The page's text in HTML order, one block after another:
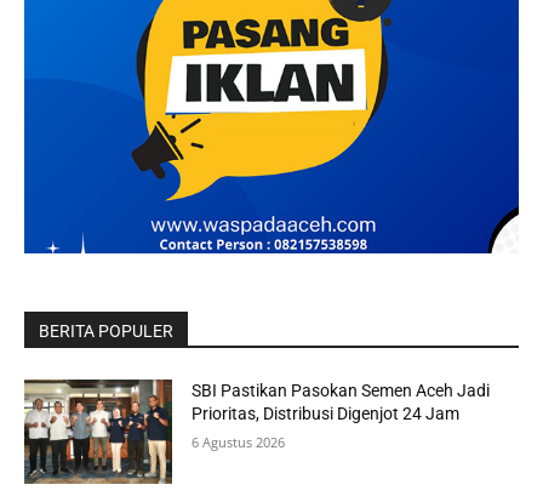
BERITA POPULER
SBI Pastikan Pasokan Semen Aceh Jadi
Prioritas, Distribusi Digenjot 24 Jam
6 Agustus 2026